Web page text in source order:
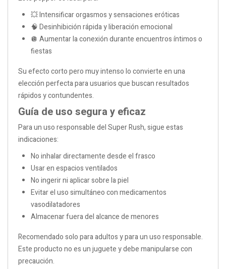
💥 Intensificar orgasmos y sensaciones eróticas
🧠 Desinhibición rápida y liberación emocional
🪩 Aumentar la conexión durante encuentros íntimos o
fiestas
Su efecto corto pero muy intenso lo convierte en una
elección perfecta para usuarios que buscan resultados
rápidos y contundentes.
Guía de uso segura y eficaz
Para un uso responsable del Super Rush, sigue estas
indicaciones:
No inhalar directamente desde el frasco
Usar en espacios ventilados
No ingerir ni aplicar sobre la piel
Evitar el uso simultáneo con medicamentos
vasodilatadores
Almacenar fuera del alcance de menores
Recomendado solo para adultos y para un uso responsable.
Este producto no es un juguete y debe manipularse con
precaución.